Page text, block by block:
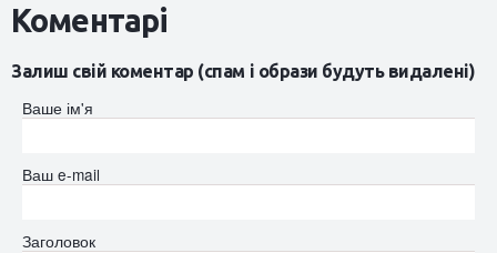
Коментарі
Залиш свій коментар (спам і образи будуть видалені)
Ваше ім'я
Ваш e-mail
Заголовок